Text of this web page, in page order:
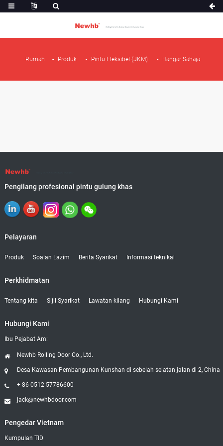
Rumah Produk Pintu Fleksibel (JKM) Hangar Sahaja
Pengilang profesional pintu gulung khas
Pelayaran
Produk Soalan Lazim Berita Syarikat Informasi teknikal
Perkhidmatan
Tentang kita Sijil Syarikat Lawatan kilang Hubungi Kami
Hubungi Kami
Ibu Pejabat Am:
Newhb Rolling Door Co., Ltd.
Desa Kawasan Pembangunan Kunshan di sebelah selatan jalan di 2, China
+ 86-0512-57786600
jack@newhbdoor.com
Pengedar Vietnam
Kumpulan TID